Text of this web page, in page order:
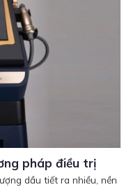
pháp điều trị
dầu tiết ra nhiều, nền